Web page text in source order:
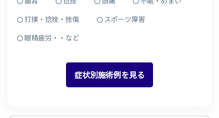
打撲・捻挫・挫傷
スポーツ障害
眼精疲労・・など
症状別施術例を見る